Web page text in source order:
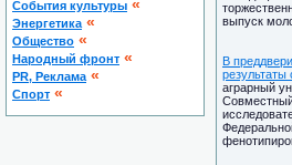
Cобытия культуры «
Энергетика «
Общество «
Народный фронт «
PR, Реклама «
Спорт «
выпуск
В
результаты
аграрный
Совместный